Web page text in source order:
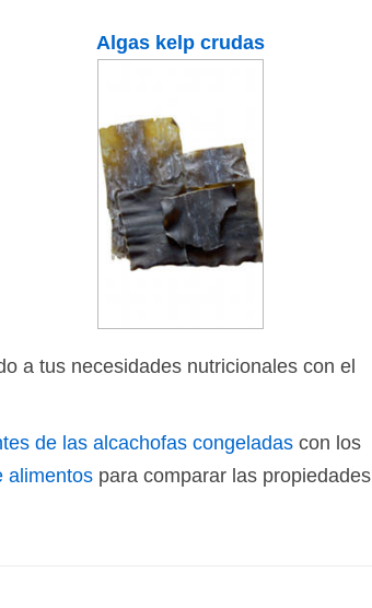
Algas kelp crudas
a tus necesidades nutricionales con el
de las alcachofas congeladas con los
alimentos para comparar las propiedades